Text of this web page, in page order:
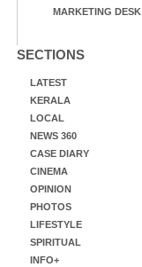
MARKETING DESK
SECTIONS
LATEST
KERALA
LOCAL
NEWS 360
CASE DIARY
CINEMA
OPINION
PHOTOS
LIFESTYLE
SPIRITUAL
INFO+